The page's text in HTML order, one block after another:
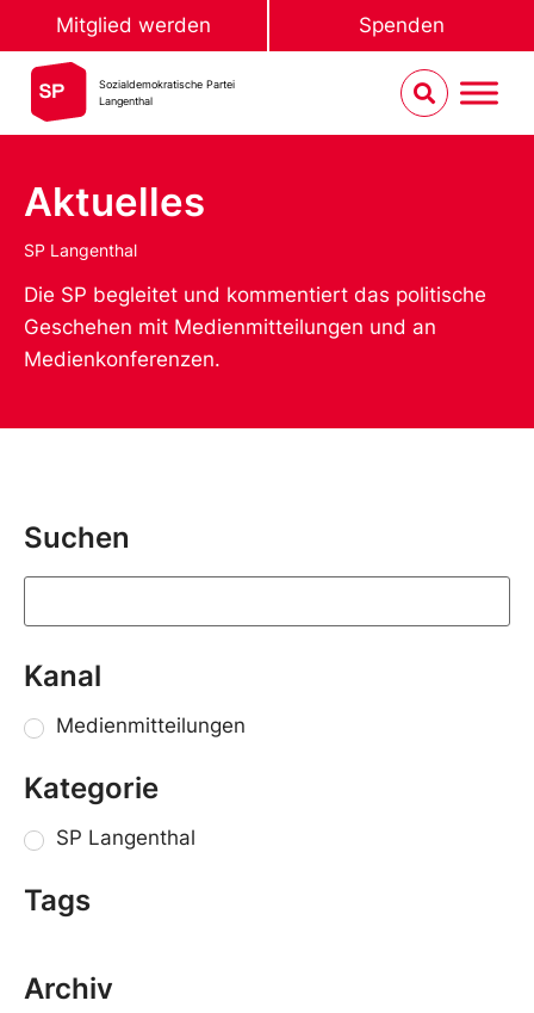
Mitglied werden Spenden
Sozialdemokratische Partei
Langenthal
Aktuelles
SP Langenthal
Die SP begleitet und kommentiert das politische
Geschehen mit Medienmitteilungen und an
Medienkonferenzen.
Suchen
Kanal
Medienmitteilungen
Kategorie
SP Langenthal
Tags
Archiv